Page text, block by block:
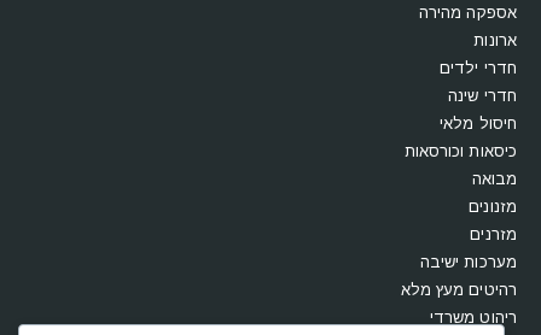
אספקה מהירה
ארונות
חדרי ילדים
חדרי שינה
חיסול מלאי
כיסאות וכורסאות
מבואה
מזנונים
מזרנים
מערכות ישיבה
רהיטים מעץ מלא
ריהוט משרדי